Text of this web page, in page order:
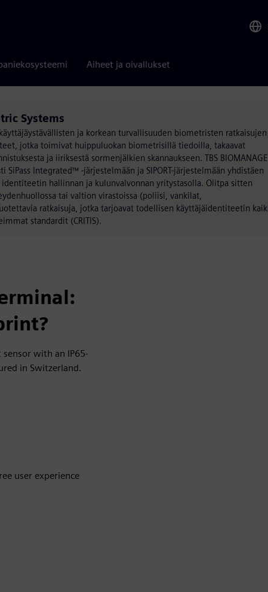
Aiheet ja oivallukset
Systems
ja korkean turvallisuuden biometristen ratkaisujen
jotka toimivat huippuluokan biometrisillä tiedoilla, takaavat
ja iiriksestä sormenjälkien skannaukseen. TBS
SiPass Integrated™ -järjestelmään ja SIPORT-järjestelmään yhdistäen
hallinnan ja kulunvalvonnan yritystasolla. Olitpa sitten
tai valtion virastoissa (poliisi, vankilat,
ratkaisuja, jotka tarjoavat todellisen käyttäjäidentiteetin
standardit (CRITIS).
with an IP65-
in Switzerland.
user experience